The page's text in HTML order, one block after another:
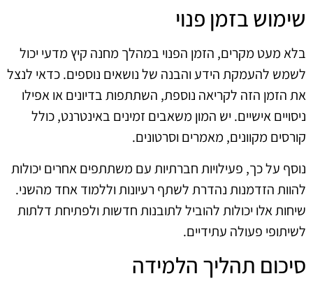
שימוש בזמן פנוי
בלא מעט מקרים, הזמן הפנוי במהלך מחנה קיץ מדעי יכול
לשמש להעמקת הידע והבנה של נושאים נוספים. כדאי לנצל
את הזמן הזה לקריאה נוספת, השתתפות בדיונים או אפילו
ניסויים אישיים. יש המון משאבים זמינים באינטרנט, כולל
קורסים מקוונים, מאמרים וסרטונים.
נוסף על כך, פעילויות חברתיות עם משתתפים אחרים יכולות
להוות הזדמנות נהדרת לשתף רעיונות וללמוד אחד מהשני.
שיחות אלו יכולות להוביל לתובנות חדשות ולפתיחת דלתות
לשיתופי פעולה עתידיים.
סיכום תהליך הלמידה